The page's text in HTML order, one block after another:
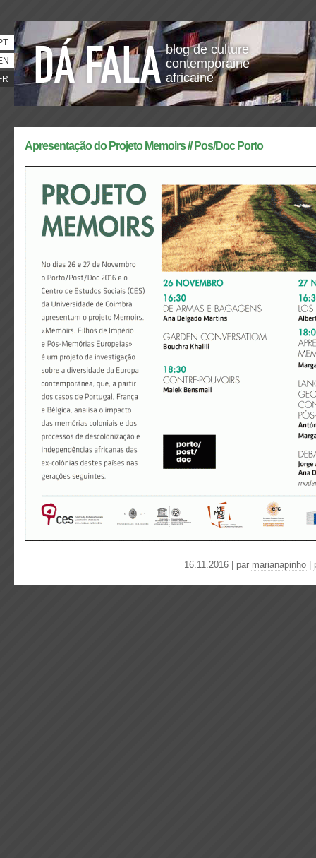
blog de culture
contemporaine
africaine
Apresentação do Projeto Memoirs // Pos/Doc Porto
16.11.2016 | par marianapinho